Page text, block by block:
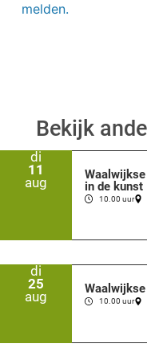
melden.
Bekijk
di
11
aug
in de kunst
10.00 uur
di
25
aug
10.00 uur